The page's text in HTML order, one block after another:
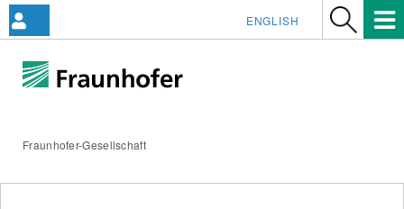
Fraunhofer-Gesellschaft
ENGLISH